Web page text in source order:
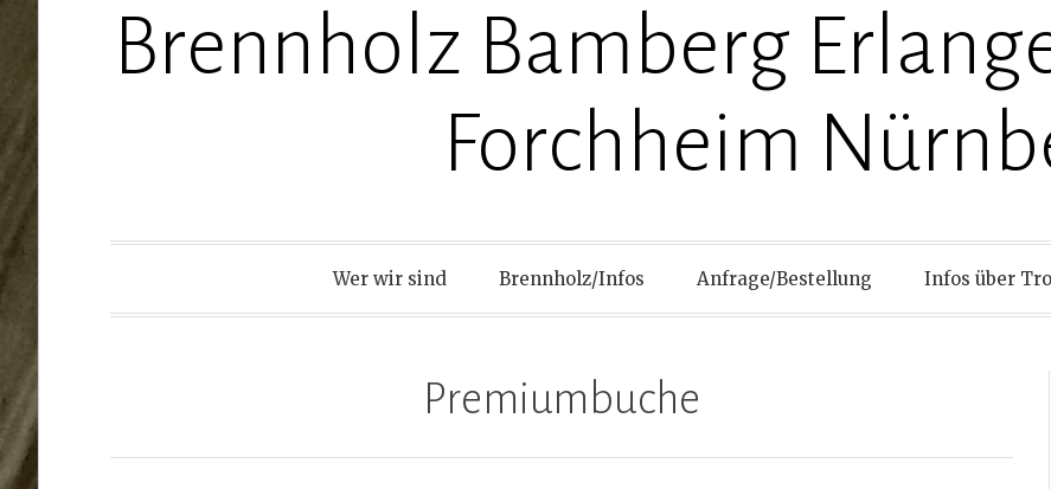
Brennholz Bamberg
Forchheim
Wer wir sind Brennholz/Infos Anfrage/Bestellung Infos über
Premiumbuche